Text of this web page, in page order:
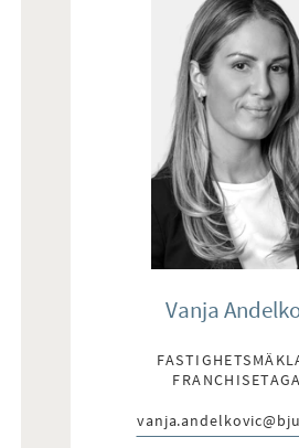
Vanja
E-post: